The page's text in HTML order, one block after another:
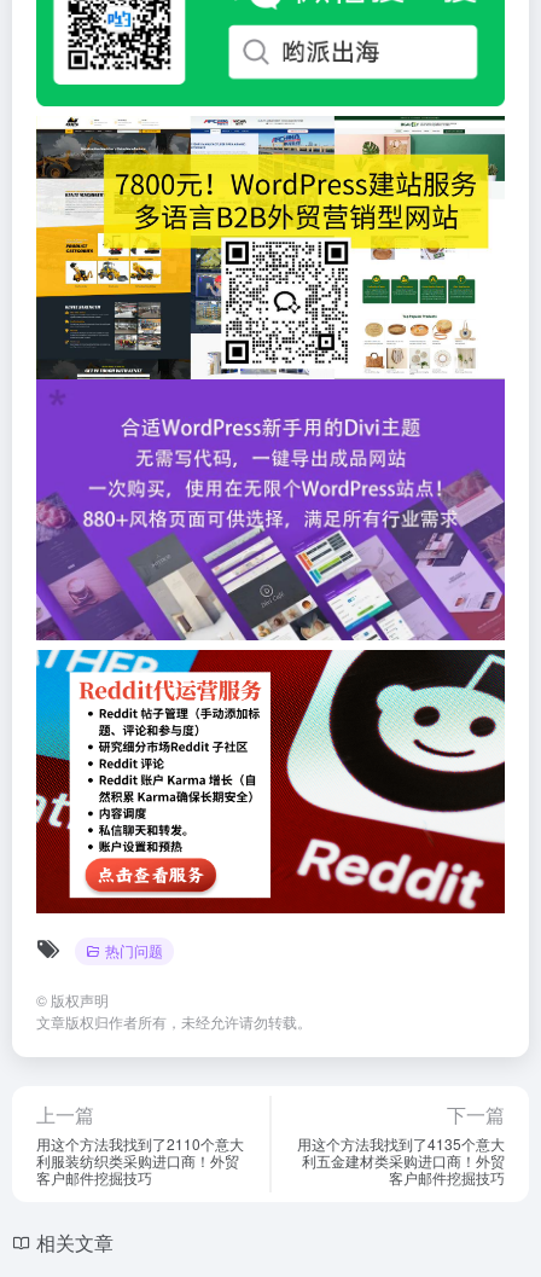
热门问题
© 版权声明
文章版权归作者所有，未经允许请勿转载。
上一篇
用这个方法我找到了2110个意大
利服装纺织类采购进口商！外贸
客户邮件挖掘技巧
下一篇
用这个方法我找到了4135个意大
利五金建材类采购进口商！外贸
客户邮件挖掘技巧
相关文章